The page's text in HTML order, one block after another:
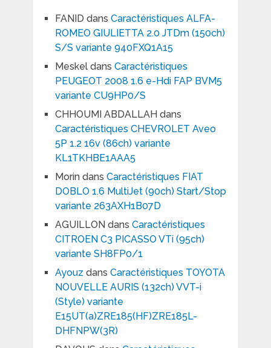
FANID dans Caractéristiques ALFA-
ROMEO GIULIETTA 2.0 JTDm (150ch)
S/S variante 940FXQ1A15
Meskeldans Caractéristiques
PEUGEOT 2008 1.6 e-Hdi FAP BVM5
variante CU9HP0/S
CHHOUMI ABDALLAH dans
Caractéristiques CHEVROLET Aveo
5P 1.2 16v (86ch) variante
KL1TKHBE1AAA5
Morindans Caractéristiques FIAT
DOBLO 1.6 MultiJet (90ch) Start/Stop
variante 263AXH1B07D
AGUILLON dans Caractéristiques
CITROEN C3 PICASSO VTi (95ch)
variante SH8FP0/1
Ayouz dans Caractéristiques TOYOTA
NOUVELLE AURIS (132ch) VVT-i
(Style) variante
E15UT(a)ZRE185(HF)ZRE185L-
DHFNPW(3R)